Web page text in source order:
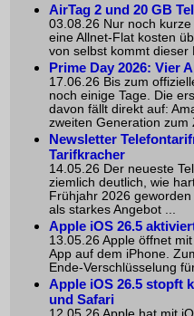
AirTag 2 und 20 GB
03.08.26 Nur noch
eine Allnet-Flat kosten
von selbst kommt dieser
Prime Day 2026: Vier
17.06.26 Bis zum
noch einige Tage. Die
davon fällt direkt auf:
zweiten Generation zum
Newsletter
Tarifkracher
14.05.26 Der neueste
ziemlich deutlich, wie
Frühjahr 2026
als starkes Angebot ...
Apple iOS 26.5
13.05.26 Apple öffnet
App auf dem iPhone.
Ende-Verschlüsselung
Apple iOS 26.5 stopft
und Safari